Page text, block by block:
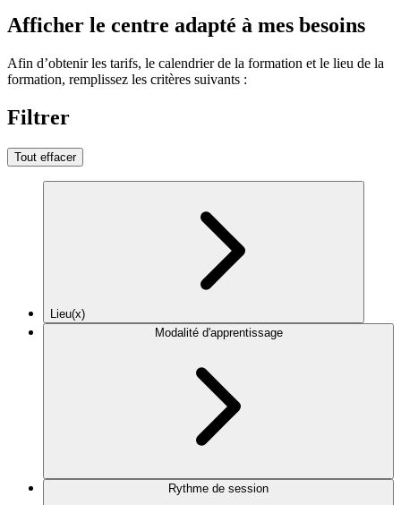
Afficher le centre adapté à mes besoins
Afin d’obtenir les tarifs, le calendrier de la formation et le lieu de la
formation, remplissez les critères suivants :
Filtrer
Tout effacer
Lieu(x)
Modalité d'apprentissage
Rythme de session